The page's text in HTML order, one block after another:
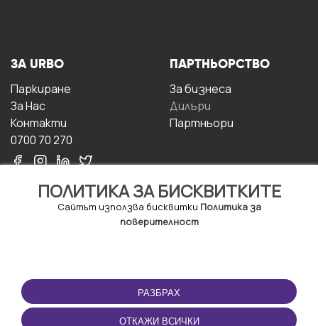
ПОЛИТИКА ЗА БИСКВИТКИТЕ
Сайтът използва бисквитки Политика за
поверителност
РАЗБРАХ
ОТКАЖИ ВСИЧКИ
ЗА URBO
Паркиране
За Hас
Контакти
0700 70 270
ПАРТНЬОРСТВО
За бизнесa
Дилъри
Партньори
ПОЛЗВАНЕ
Правила и условия за
ползване
ПРИЛОЖЕНИЕТО